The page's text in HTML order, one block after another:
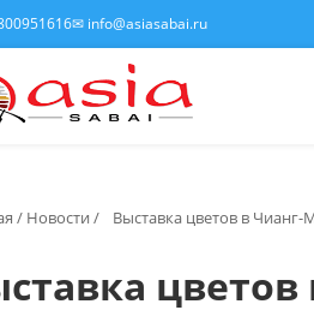
✉ info@asiasabai.ru
/ Новости / Выставка цветов в Чианг-